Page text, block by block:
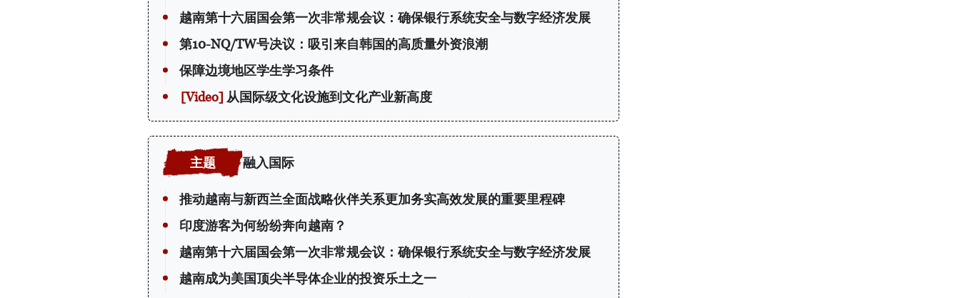
越南第十六届国会第一次非常规会议：确保银行系统安全与数字经济发展
第10-NQ/TW号决议：吸引来自韩国的高质量外资浪潮
保障边境地区学生学习条件
从国际级文化设施到文化产业新高度
融入国际
推动越南与新西兰全面战略伙伴关系更加务实高效发展的重要里程碑
印度游客为何纷纷奔向越南？
越南第十六届国会第一次非常规会议：确保银行系统安全与数字经济发展
越南成为美国顶尖半导体企业的投资乐土之一